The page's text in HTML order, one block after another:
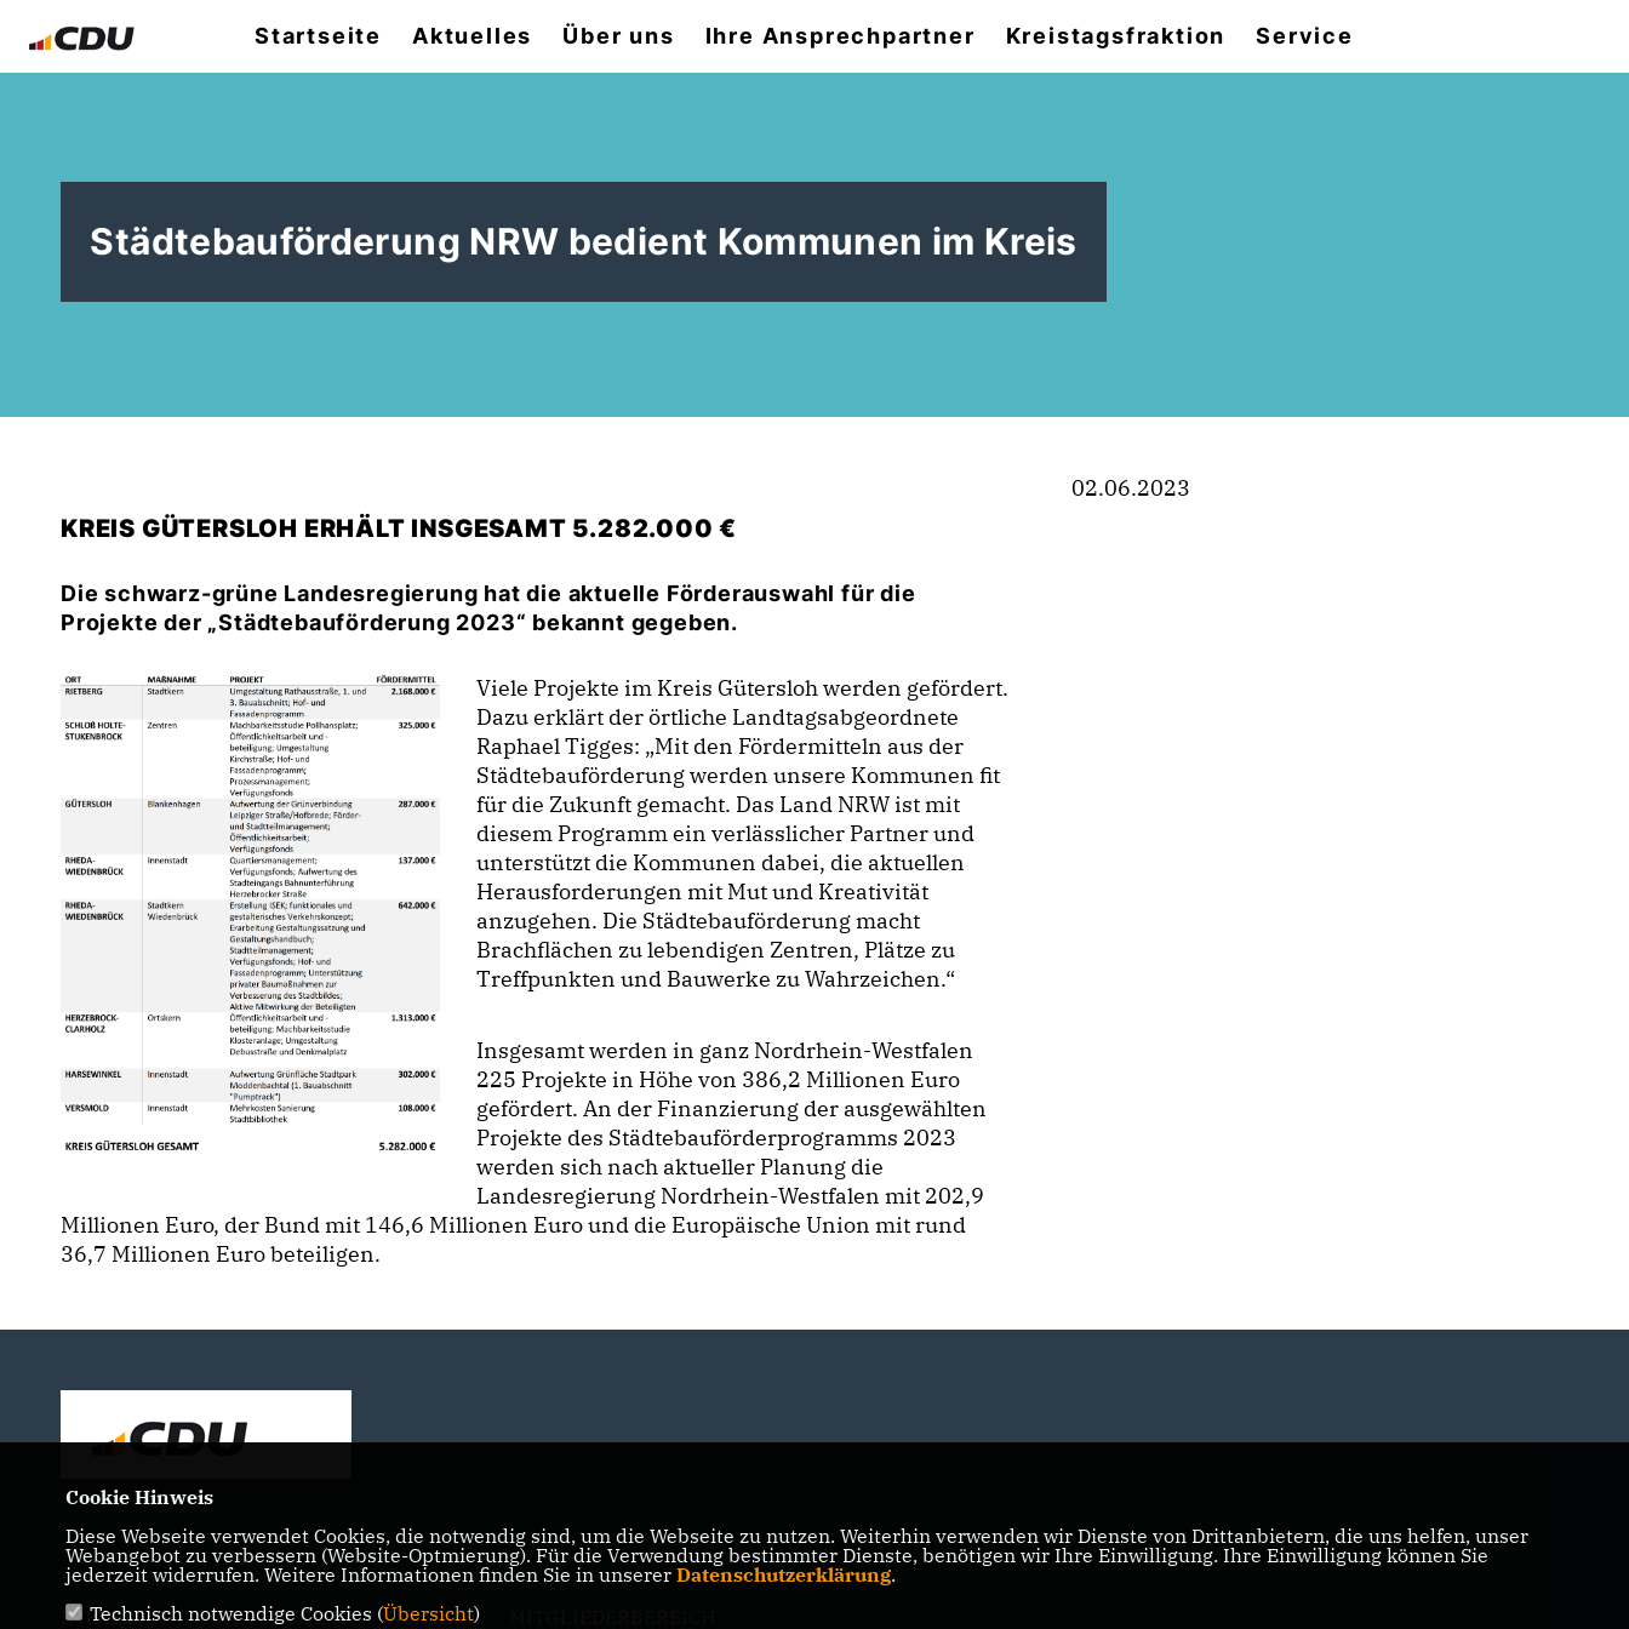
Startseite Aktuelles Über uns Ihre Ansprechpartner Kreistagsfraktion Service
Städtebauförderung NRW bedient Kommunen im Kreis
KREIS GÜTERSLOH ERHÄLT INSGESAMT 5.282.000
Die schwarz-grüne Landesregierung hat die aktuelle Förderauswahl für die
Projekte der „Städtebauförderung 2023“ bekannt gegeben.
Viele Projekte im Kreis Gütersloh werden gefördert.
Dazu erklärt der örtliche Landtagsabgeordnete
Raphael Tigges: „Mit den Fördermitteln aus der
Städtebauförderung werden unsere Kommunen fit
für die Zukunft gemacht. Das Land NRW ist mit
diesem Programm ein verlässlicher Partner und
unterstützt die Kommunen dabei, die aktuellen
Herausforderungen mit Mut und Kreativität
anzugehen. Die Städtebauförderung macht
Brachflächen zu lebendigen Zentren, Plätze zu
Treffpunkten und Bauwerke zu Wahrzeichen.“
Insgesamt werden in ganz Nordrhein-Westfalen
225 Projekte in Höhe von 386,2 Millionen Euro
gefördert. An der Finanzierung der ausgewählten
Projekte des Städtebauförderprogramms 2023
werden sich nach aktueller Planung die
Landesregierung Nordrhein-Westfalen mit 202,9
Millionen Euro, der Bund mit 146,6 Millionen Euro und die Europäische Union mit rund
36,7 Millionen Euro beteiligen.
02.06.2023
IMPRESSUM DATENSCHUTZ KONTAKT
Cookie Hinweis
Diese Webseite verwendet Cookies, die notwendig sind, um die Webseite zu nutzen. Weiterhin verwenden wir Dienste von Drittanbietern, die uns helfen, unser
Webangebot zu verbessern (Website-Optmierung). Für die Verwendung bestimmter Dienste, benötigen wir Ihre Einwilligung. Ihre Einwilligung können Sie
jederzeit widerrufen. Weitere Informationen finden Sie in unserer Datenschutzerklärung.
Technisch notwendige Cookies (Übersicht)